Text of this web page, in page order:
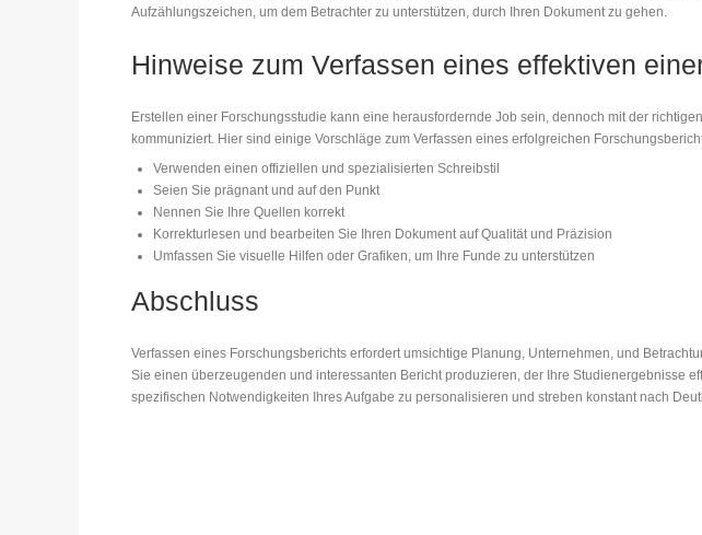
Aufzählungszeichen, um dem Betrachter zu unterstützen, durch Ihren Dokument zu gehen.
Hinweise zum Verfassen eines effektiven
Erstellen einer Forschungsstudie kann eine herausfordernde Job sein, dennoch mit der
kommuniziert. Hier sind einige Vorschläge zum Verfassen eines erfolgreichen
Verwenden einen offiziellen und spezialisierten Schreibstil
Seien Sie prägnant und auf den Punkt
Nennen Sie Ihre Quellen korrekt
Korrekturlesen und bearbeiten Sie Ihren Dokument auf Qualität und Präzision
Umfassen Sie visuelle Hilfen oder Grafiken, um Ihre Funde zu unterstützen
Abschluss
Verfassen eines Forschungsberichts erfordert umsichtige Planung, Unternehmen, und
Sie einen überzeugenden und interessanten Bericht produzieren, der Ihre Studienergebnisse
spezifischen Notwendigkeiten Ihres Aufgabe zu personalisieren und streben konstant nach